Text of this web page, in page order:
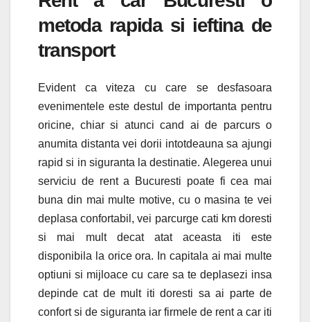
metoda rapida si ieftina de
transport
Evident ca viteza cu care se desfasoara
evenimentele este destul de importanta pentru
oricine, chiar si atunci cand ai de parcurs o
anumita distanta vei dorii intotdeauna sa ajungi
rapid si in siguranta la destinatie. Alegerea unui
serviciu de rent a Bucuresti poate fi cea mai
buna din mai multe motive, cu o masina te vei
deplasa confortabil, vei parcurge cati km doresti
si mai mult decat atat aceasta iti este
disponibila la orice ora. In capitala ai mai multe
optiuni si mijloace cu care sa te deplasezi insa
depinde cat de mult iti doresti sa ai parte de
confort si de siguranta iar firmele de rent a car iti